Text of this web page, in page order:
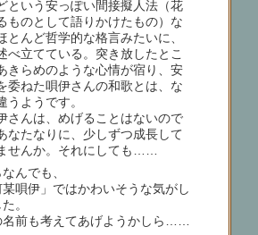
という安っぽい間接擬人法（花
ものとして語りかけたもの）な
とんど哲学的な格言みたいに、
べ立てている。突き放したとこ
きらめのような心情が宿り、安
委ねた唄伊さんの和歌とは、な
うようです。
さんは、めげることはないので
なたなりに、少しずつ成長して
せんか。それにしても……
んでも、
伊」ではかわいそうな気がし
。
も考えてあげようかしら……